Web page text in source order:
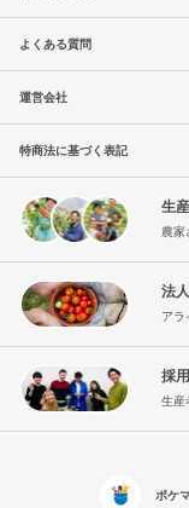
よくある質問
運営会社
特商法に基づく表記
生
農家
法
アラ
採
生産
ポケ